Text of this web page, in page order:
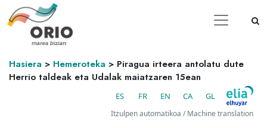
Hasiera > Hemeroteka > Piragua irteera antolatu dute
Herrio taldeak eta Udalak maiatzaren 15ean
ES FR EN CA GL
Itzulpen automatikoa / Machine translation